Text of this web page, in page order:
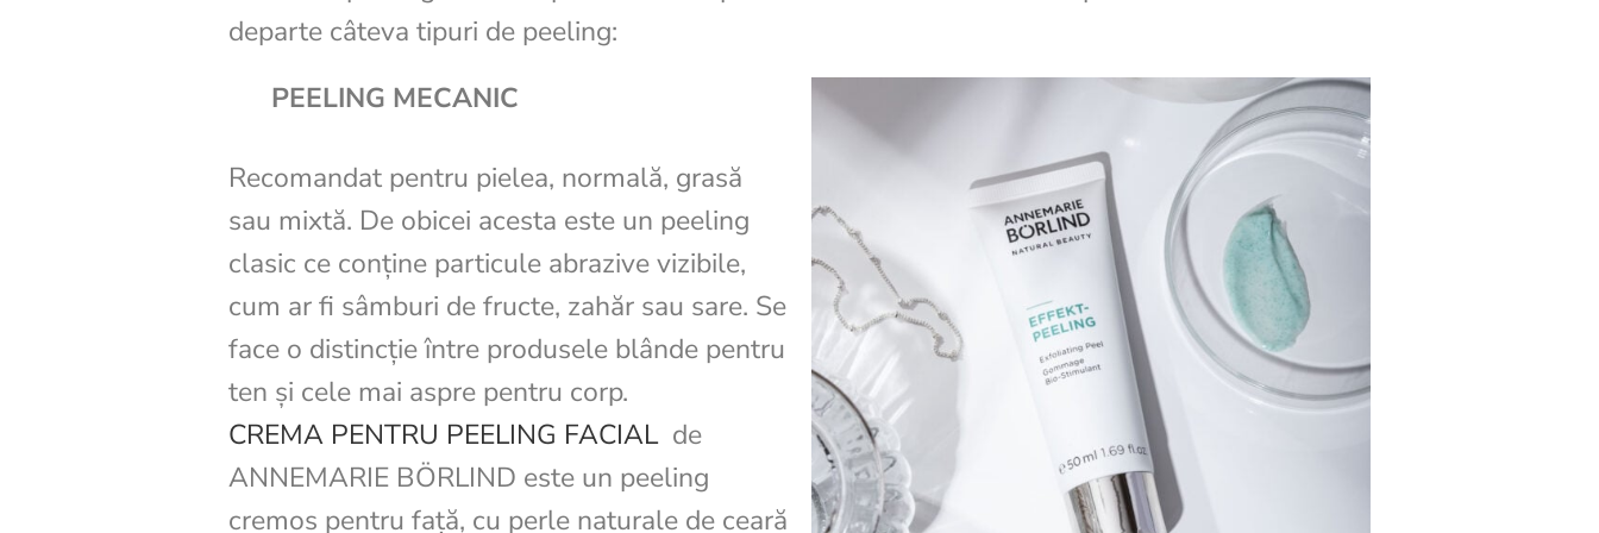
departe câteva tipuri de peeling:
PEELING MECANIC
Recomandat pentru pielea, normală, grasă
sau mixtă. De obicei acesta este un peeling
clasic ce conține particule abrazive vizibile,
cum ar fi sâmburi de fructe, zahăr sau sare. Se
face o distincție între produsele blânde pentru
ten și cele mai aspre pentru corp.
CREMA PENTRU PEELING FACIALde
ANNEMARIE BÖRLIND este un peeling
cremos pentru față, cu perle naturale de ceară